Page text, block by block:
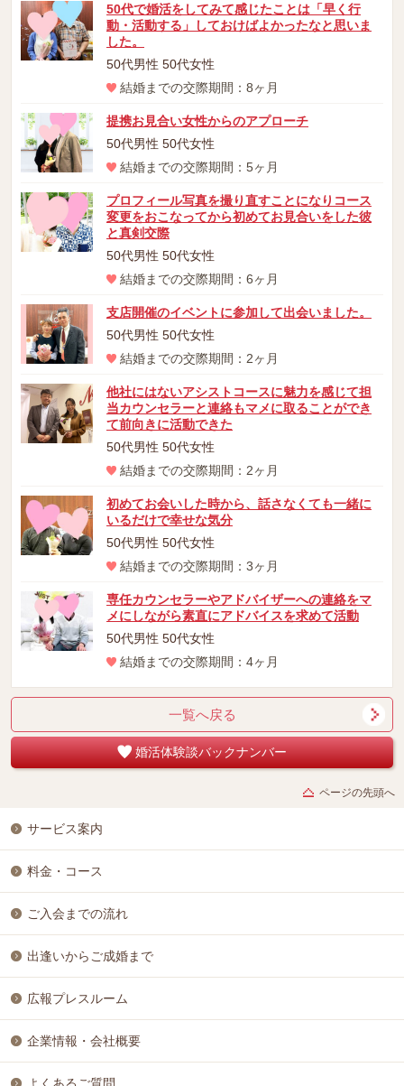
50代で婚活をしてみて感じたことは「早く行
動・活動する」しておけばよかったなと思いま
した。
50代男性 50代女性
結婚までの交際期間：8ヶ月
提携お見合い女性からのアプローチ
50代男性 50代女性
結婚までの交際期間：5ヶ月
プロフィール写真を撮り直すことになりコース
変更をおこなってから初めてお見合いをした彼
と真剣交際
50代男性 50代女性
結婚までの交際期間：6ヶ月
支店開催のイベントに参加して出会いました。
50代男性 50代女性
結婚までの交際期間：2ヶ月
他社にはないアシストコースに魅力を感じて担
当カウンセラーと連絡もマメに取ることができ
て前向きに活動できた
50代男性 50代女性
結婚までの交際期間：2ヶ月
初めてお会いした時から、話さなくても一緒に
いるだけで幸せな気分
50代男性 50代女性
結婚までの交際期間：3ヶ月
専任カウンセラーやアドバイザーへの連絡をマ
メにしながら素直にアドバイスを求めて活動
50代男性 50代女性
結婚までの交際期間：4ヶ月
一覧へ戻る
婚活体験談バックナンバー
ページの先頭へ
サービス案内
料金・コース
ご入会までの流れ
出逢いからご成婚まで
広報プレスルーム
企業情報・会社概要
よくあるご質問